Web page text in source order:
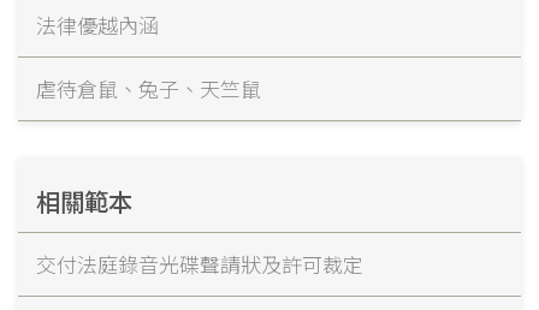
法律優越內涵
虐待倉鼠、兔子、天竺鼠
相關範本
交付法庭錄音光碟聲請狀及許可裁定